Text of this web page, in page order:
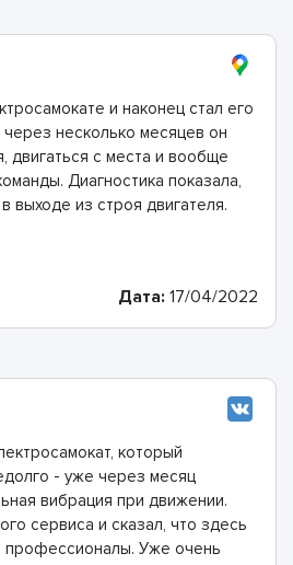
и наконец стал его
несколько месяцев он
двигаться с места и вообще
Диагностика показала,
выходе из строя двигателя.
справились невероятно
Дата: 17/04/2022
который
- уже через месяц
вибрация при движении.
сервиса и сказал, что здесь
профессионалы. Уже очень